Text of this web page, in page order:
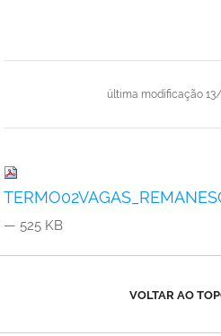
última modificação
— 525 KB
VOLTAR AO